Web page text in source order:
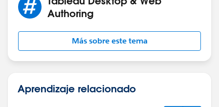
Authoring
Más sobre este tema
Aprendizaje relacionado